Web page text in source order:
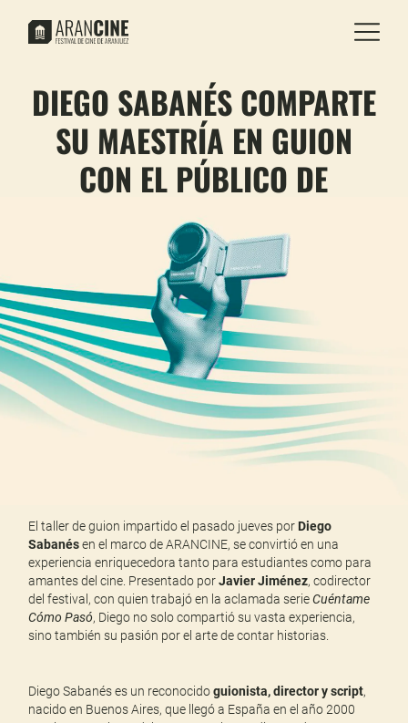
DIEGO SABANÉS COMPARTE
SU MAESTRÍA EN GUION
CON EL PÚBLICO DE
ARANCINE
El taller de guion impartido el pasado jueves porDiego
Sabanésen el marco de ARANCINE, se convirtió en una
experiencia enriquecedora tanto para estudiantes como para
amantes del cine. Presentado porJavier Jiménez, codirector
del festival, con quien trabajó en la aclamada serieCuéntame
Cómo Pasó, Diego no solo compartió su vasta experiencia,
sino también su pasión por el arte de contar historias.
Diego Sabanés es un reconocidoguionista, director y script,
nacido en Buenos Aires, que llegó a España en el año 2000